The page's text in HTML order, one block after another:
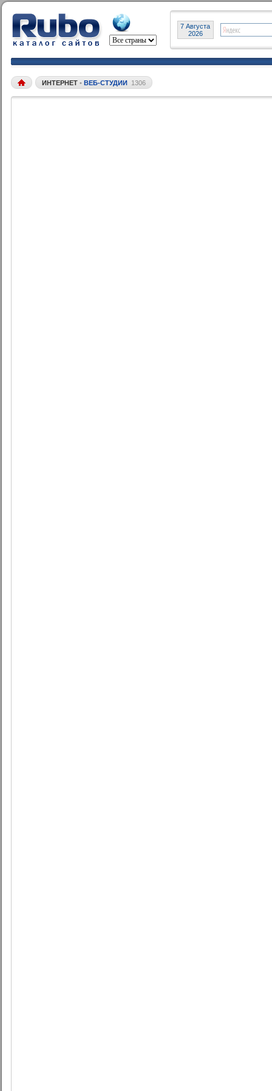
7 Августа
2026
ИНТЕРНЕТ • ВЕБ-СТУДИИ 1306